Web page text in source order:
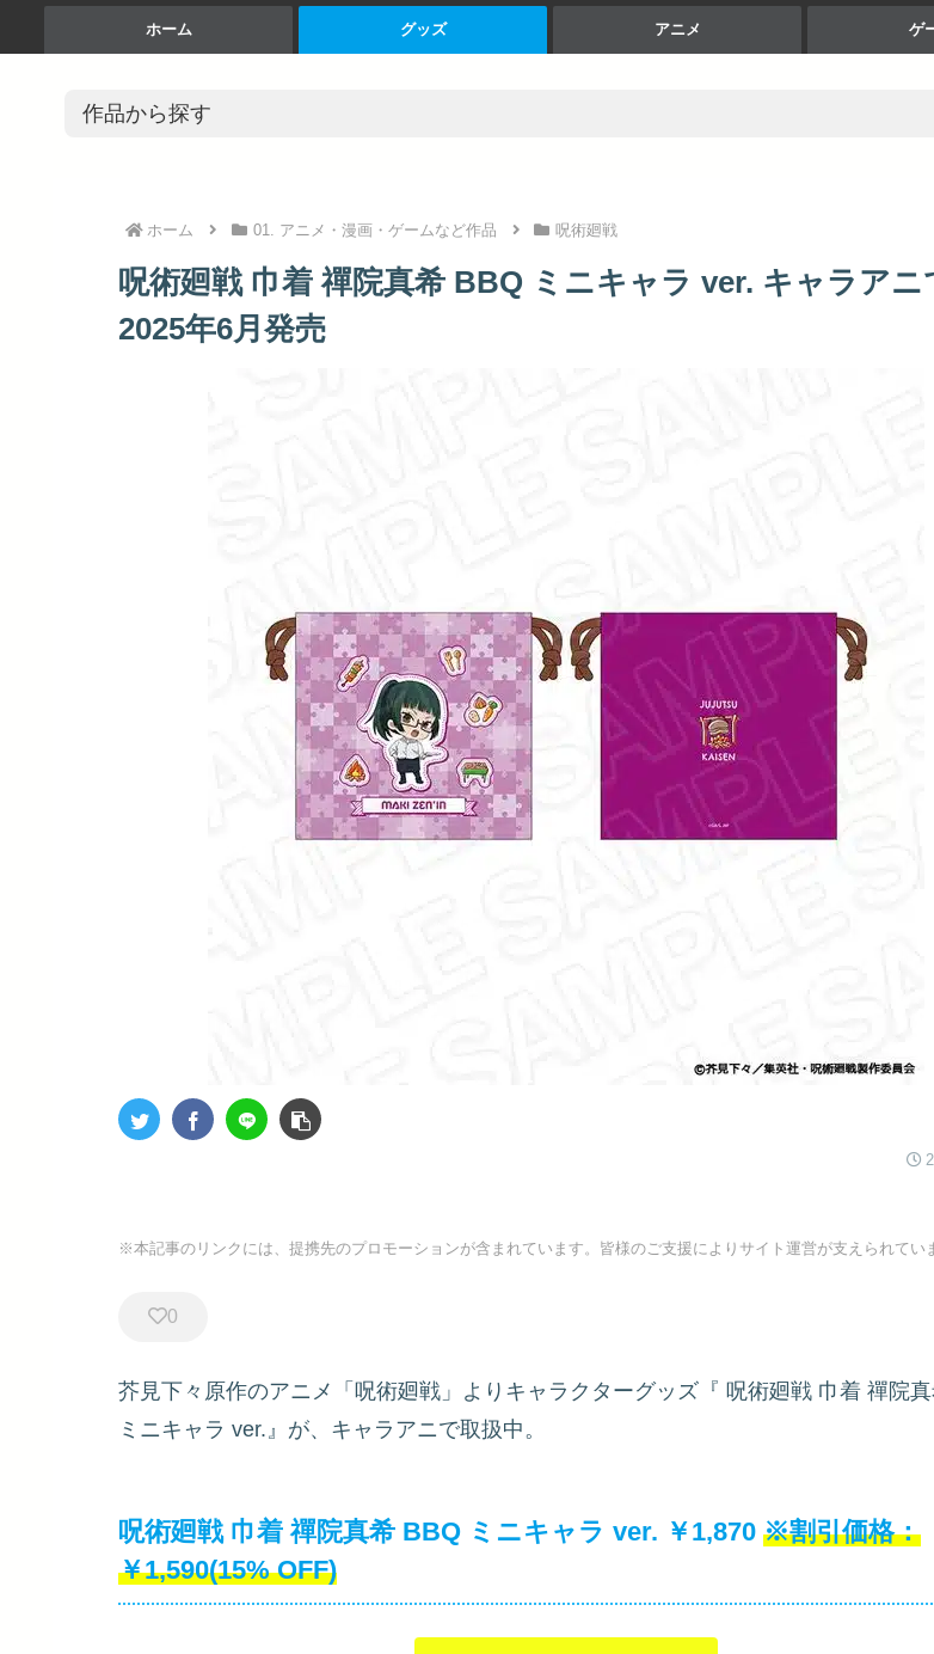
ホーム グッズ アニメ ゲ
ホーム 01. アニメ・漫画・ゲームなど作品 呪術廻戦
呪術廻戦 巾着 禪院真希 BBQ ミニキャラ ver. キャラアニ
2025年6月発売
※本記事のリンクには、提携先のプロモーションが含まれています。皆様のご支援によりサイト運営が支えられてい
0
芥見下々原作のアニメ「呪術廻戦」よりキャラクターグッズ『 呪術廻戦 巾着 禪院
ミニキャラ ver.』が、キャラアニで取扱中。
呪術廻戦 巾着 禪院真希 BBQ ミニキャラ ver. ￥1,870
￥1,590(15% OFF)